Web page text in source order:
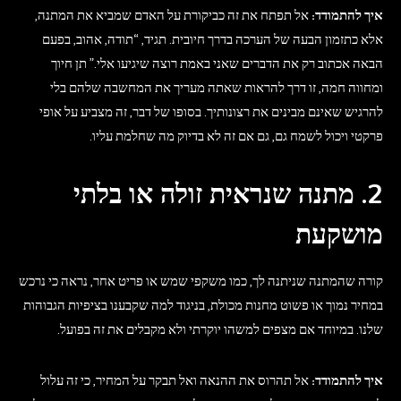
איך להתמודד: אל תפתח את זה כביקורת על האדם שמביא את המתנה,
אלא כתזמון הבעה של הערכה בדרך חיובית. תגיד, “תודה, אהוב, בפעם
הבאה אכתוב רק את הדברים שאני באמת רוצה שיגיעו אלי.” תן חיוך
ומחווה חמה, זו דרך להראות שאתה מעריך את המחשבה שלהם בלי
להרגיש שאינם מבינים את רצונותיך. בסופו של דבר, זה מצביע על אופי
פרקטי ויכול לשמח גם, גם אם זה לא בדיוק מה שחלמת עליו.
2. מתנה שנראית זולה או בלתי
מושקעת
קורה שהמתנה שניתנה לך, כמו משקפי שמש או פריט אחר, נראה כי נרכש
במחיר נמוך או פשוט מחנות מכולת, בניגוד למה שקבענו בציפיות הגבוהות
שלנו. במיוחד אם מצפים למשהו יוקרתי ולא מקבלים את זה בפועל.
איך להתמודד: אל תהרוס את ההנאה ואל תבקר על המחיר, כי זה עלול